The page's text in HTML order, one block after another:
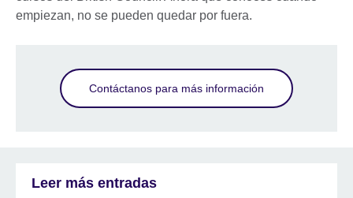
empiezan, no se pueden quedar por fuera.
Contáctanos para más información
Leer más entradas